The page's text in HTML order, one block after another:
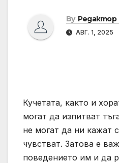
By Редактор
АВГ. 1, 2025
Кучетата, както и
могат да изпитват
не могат да ни кажат
чувстват. Затова е
поведението им и да